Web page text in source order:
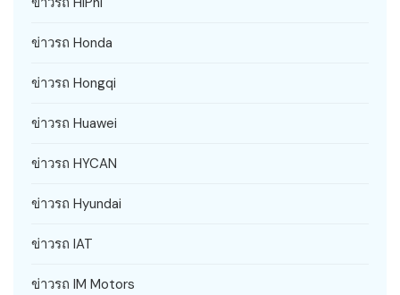
ข่าวรถ Honda
ข่าวรถ Hongqi
ข่าวรถ Huawei
ข่าวรถ HYCAN
ข่าวรถ Hyundai
ข่าวรถ IAT
ข่าวรถ IM Motors